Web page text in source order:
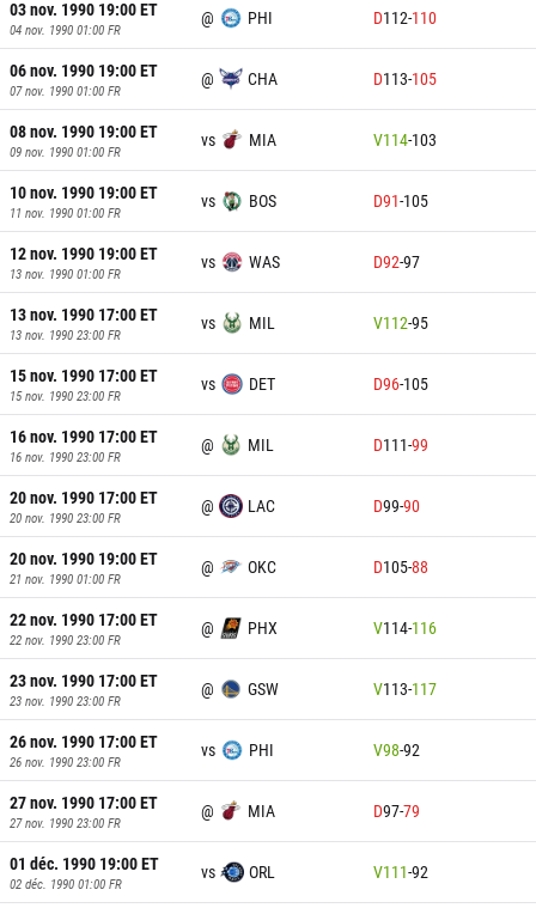
03 nov. 1990 19:00ET
04 nov. 1990 01:00 FR
@ PHI D112-110
06 nov. 1990 19:00ET
07 nov. 1990 01:00 FR
@ CHA D113-105
08 nov. 1990 19:00ET
09 nov. 1990 01:00 FR
vs MIA V114-103
10 nov. 1990 19:00ET
11 nov. 1990 01:00 FR
vs BOS D91-105
12 nov. 1990 19:00ET
13 nov. 1990 01:00 FR
vs WAS D92-97
13 nov. 1990 17:00ET
13 nov. 1990 23:00 FR
vs MIL V112-95
15 nov. 1990 17:00ET
15 nov. 1990 23:00 FR
vs DET D96-105
16 nov. 1990 17:00ET
16 nov. 1990 23:00 FR
@ MIL D111-99
20 nov. 1990 17:00ET
20 nov. 1990 23:00 FR
@ LAC D99-90
20 nov. 1990 19:00ET
21 nov. 1990 01:00 FR
@ OKC D105-88
22 nov. 1990 17:00ET
22 nov. 1990 23:00 FR
@ PHX V114-116
23 nov. 1990 17:00ET
23 nov. 1990 23:00 FR
@ GSW V113-117
26 nov. 1990 17:00ET
26 nov. 1990 23:00 FR
vs PHI V98-92
27 nov. 1990 17:00ET
27 nov. 1990 23:00 FR
@ MIA D97-79
01 déc. 1990 19:00ET
02 déc. 1990 01:00 FR
vs ORL V111-92